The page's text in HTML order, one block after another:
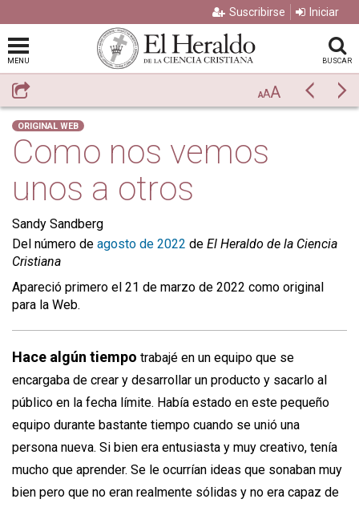
Suscribirse Iniciar
MENU BUSCAR
Compartir AAA Previo
ORIGINAL WEB
Como nos vemos
unos a otros
Sandy Sandberg
Del número de agosto de 2022 de El Heraldo de la Ciencia
Cristiana
Apareció primero el 21 de marzo de 2022 como original
para la Web.
Hace algún tiempo trabajé en un equipo que se
encargaba de crear y desarrollar un producto y sacarlo al
público en la fecha límite. Había estado en este pequeño
equipo durante bastante tiempo cuando se unió una
persona nueva. Si bien era entusiasta y muy creativo, tenía
mucho que aprender. Se le ocurrían ideas que sonaban muy
bien pero que no eran realmente sólidas y no era capaz de